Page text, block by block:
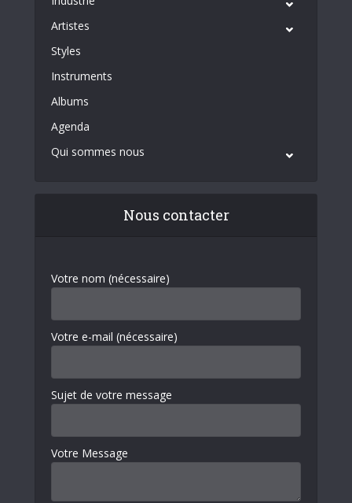
Artistes
Styles
Instruments
Albums
Agenda
Qui sommes nous
Nous contacter
Votre nom (nécessaire)
Votre e-mail (nécessaire)
Sujet de votre message
Votre Message